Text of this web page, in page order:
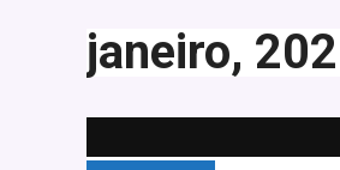
janeiro,